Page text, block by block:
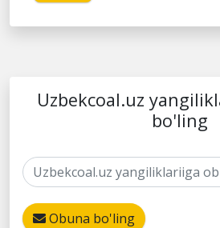
Uzbekcoal.uz
bo'ling
Obuna bo'ling